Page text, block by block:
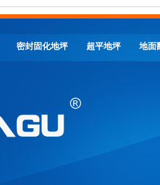
密封固化地坪 超平地坪 地面